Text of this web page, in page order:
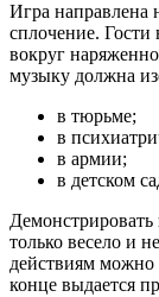
Игра направлена
сплочение. Гости
вокруг
музыку должна
в тюрьме;
в
в армии;
в детском
только весело и
действиям можно
конце выдается